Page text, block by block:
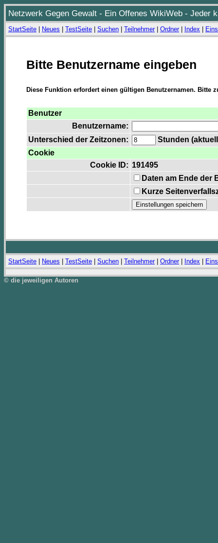
Netzwerk Gegen Gewalt - Ein Offenes WikiWeb - Jeder
StartSeite Neues TestSeite Suchen Teilnehmer| Ordner| Index
Bitte Benutzername eingeben
Diese Funktion erfordert einen gültigen Benutzernamen. Bitte
Benutzer
Benutzername:
Unterschied der Zeitzonen:
Stunden
Cookie
Cookie ID: 191495
Daten am Ende der
Kurze
StartSeite Neues TestSeite Suchen Teilnehmer| Ordner| Index
© die jeweiligen Autoren